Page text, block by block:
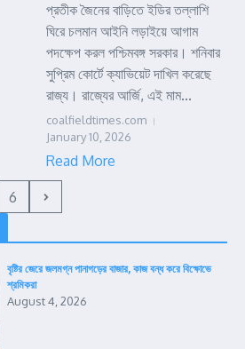
প্রতীক জৈনের বাড়িতে ইডির তল্লাশি
ঘিরে চলমান আইনি লড়াইয়ে আগাম
পদক্ষেপ করল পশ্চিমবঙ্গ সরকার। শনিবার
সুপ্রিম কোর্টে ক্যাভিয়েট দাখিল করেছে
রাজ্য। রাজ্যের আর্জি, এই মাম...
coalfieldtimes.com
January 10, 2026
Read More
6
বৃষ্টির জেরে জলমগ্ন পানাগড়ের বাজার, কাজ বন্ধ করে বিক্ষোভে
শ্রমিকরা
August 4, 2026